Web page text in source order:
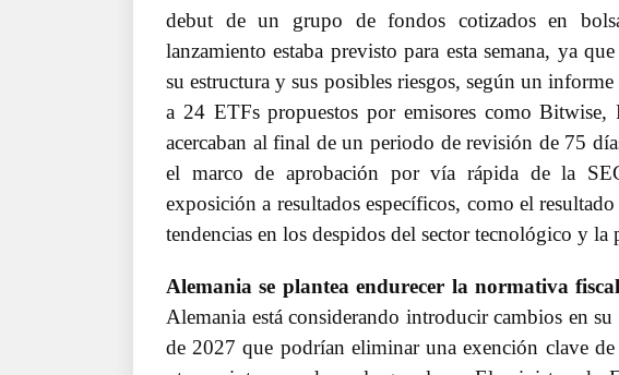
debut de un grupo de fondos cotizados en
lanzamiento estaba previsto para esta semana, ya
su estructura y sus posibles riesgos, según un
a 24 ETFs propuestos por emisores como
acercaban al final de un periodo de revisión de 75
el marco de aprobación por vía rápida de la
exposición a resultados específicos, como el
tendencias en los despidos del sector tecnológico y la
Alemania se plantea endurecer la normativa
Alemania está considerando introducir cambios en
de 2027 que podrían eliminar una exención clave